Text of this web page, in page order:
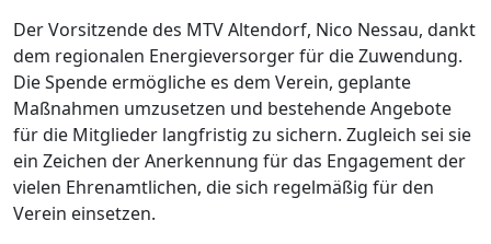
Der Vorsitzende des MTV Altendorf, Nico Nessau, dankt
dem regionalen Energieversorger für die Zuwendung.
Die Spende ermögliche es dem Verein, geplante
Maßnahmen umzusetzen und bestehende Angebote
für die Mitglieder langfristig zu sichern. Zugleich sei sie
ein Zeichen der Anerkennung für das Engagement der
vielen Ehrenamtlichen, die sich regelmäßig für den
Verein einsetzen.